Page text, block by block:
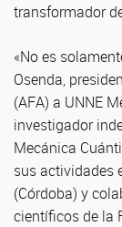
transformador
«No es
Osenda,
(AFA) a UNNE
investigador
Mecánica
sus actividades
(Córdoba) y
científicos de la